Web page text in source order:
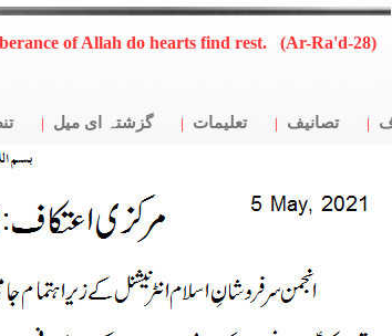
of Allah do hearts find rest. (Ar-Ra'd-28)
تصانیف تعلیمات گزشتہ ای میل